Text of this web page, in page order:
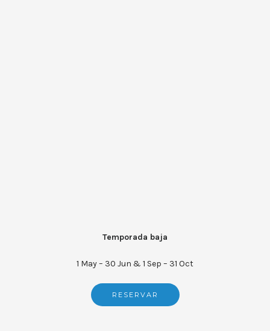
Temporada baja
1 May – 30 Jun & 1 Sep – 31 Oct
RESERVAR